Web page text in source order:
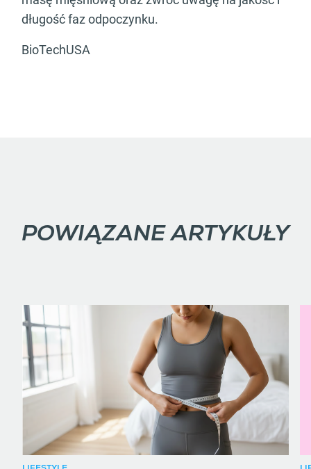
długość faz odpoczynku.
BioTechUSA
POWIĄZANE ARTYKUŁY